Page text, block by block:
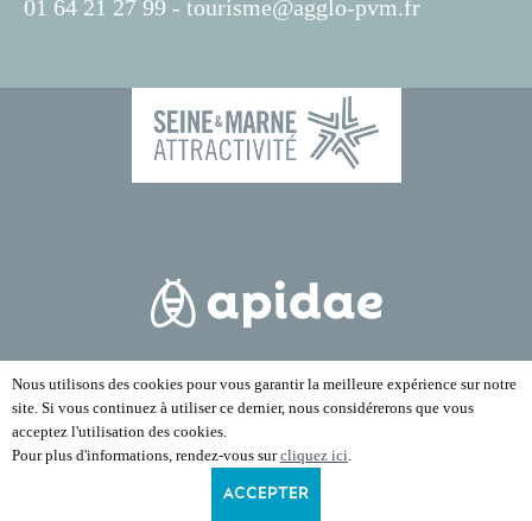
01 64 21 27 99 - tourisme@agglo-pvm.fr
Nous utilisons des cookies pour vous garantir la meilleure expérience sur notre
site. Si vous continuez à utiliser ce dernier, nous considérerons que vous
acceptez l'utilisation des cookies.
Pour plus d'informations, rendez-vous surcliquez ici.
ACCEPTER